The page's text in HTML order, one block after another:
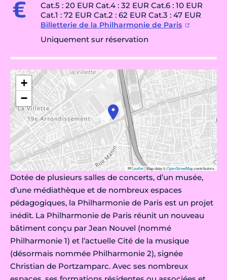
Cat.5 : 20 EUR Cat.4 : 32 EUR Cat.6 : 10 EUR
Cat.1 : 72 EUR Cat.2 : 62 EUR Cat.3 : 47 EUR
Billetterie de la Philharmonie de Paris
Uniquement sur réservation
+
−
Leaflet|Map data ©OpenStreetMapcontributors
Dotée de plusieurs salles de concerts, d’un musée,
d’une médiathèque et de nombreux espaces
pédagogiques, la Philharmonie de Paris est un projet
inédit. La Philharmonie de Paris réunit un nouveau
bâtiment conçu par Jean Nouvel (nommé
Philharmonie 1) et l’actuelle Cité de la musique
(désormais nommée Philharmonie 2), signée
Christian de Portzamparc. Avec ses nombreux